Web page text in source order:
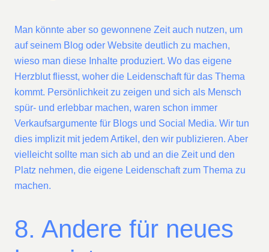
Man könnte aber so gewonnene Zeit auch nutzen, um
auf seinem Blog oder Website deutlich zu machen,
wieso man diese Inhalte produziert. Wo das eigene
Herzblut fliesst, woher die Leidenschaft für das Thema
kommt. Persönlichkeit zu zeigen und sich als Mensch
spür- und erlebbar machen, waren schon immer
Verkaufsargumente für Blogs und Social Media. Wir tun
dies implizit mit jedem Artikel, den wir publizieren. Aber
vielleicht sollte man sich ab und an die Zeit und den
Platz nehmen, die eigene Leidenschaft zum Thema zu
machen.
8. Andere für neues